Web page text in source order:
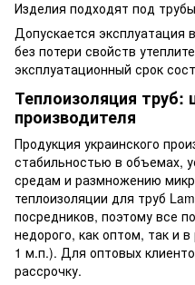
Изделия подходят под
Допускается эксплуатация
без потери свойств
эксплуатационный срок
Теплоизоляция труб:
производителя
Продукция украинского
стабильностью в объемах,
средам и размножению
теплоизоляции для труб
посредников, поэтому все
недорого, как оптом, так и
1 м.п.). Для оптовых
рассрочку.